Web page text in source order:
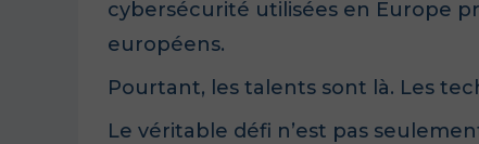
cybersécurité utilisées en Europe
européens.
Pourtant, les talents sont là. Les
Le véritable défi n’est pas